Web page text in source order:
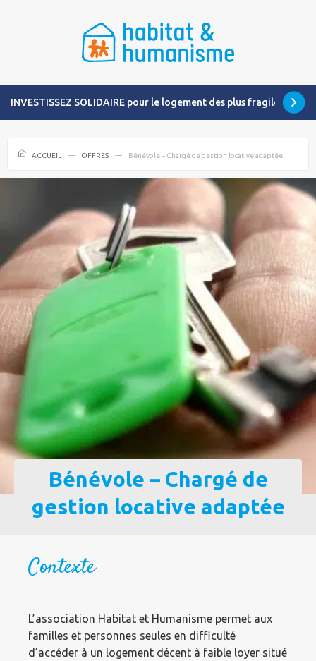
INVESTISSEZ SOLIDAIRE pour le logement des plus fragiles
ACCUEIL OFFRES Bénévole – Chargé de gestion locative adaptée
Bénévole – Chargé de
gestion locative adaptée
Contexte
L’association Habitat et Humanisme permet aux
familles et personnes seules en difficulté
d’accéder à un logement décent à faible loyer situé